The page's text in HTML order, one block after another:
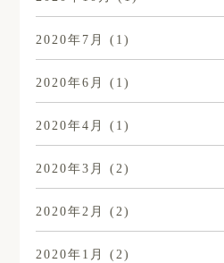
2020年7月 (1)
2020年6月 (1)
2020年4月 (1)
2020年3月 (2)
2020年2月 (2)
2020年1月 (2)